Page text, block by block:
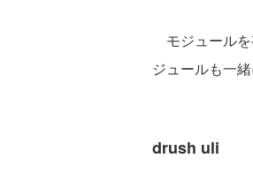
モジュール
ジュールも一
drush uli